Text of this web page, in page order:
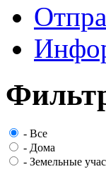
- Все
- Дома
- Земельные